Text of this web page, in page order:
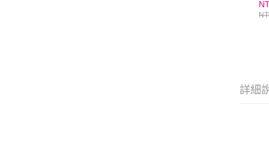
牌
詳細